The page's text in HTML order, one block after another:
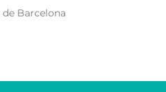
Barcelona